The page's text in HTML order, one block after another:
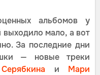
альбомов у
выходило мало, а вот
За последние дни
— новые треки
Серябкина и Мари